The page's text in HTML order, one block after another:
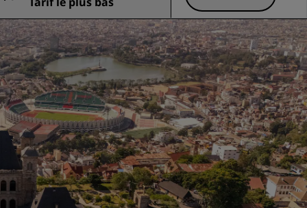
Offres d'hôtels
Découvrez nos offres
La magie opère dès les premiers
instants
Deals of the Day
Réservez à l’avance
Voir nos forfaits
Idées de voyage
Hôtels adaptés aux familles